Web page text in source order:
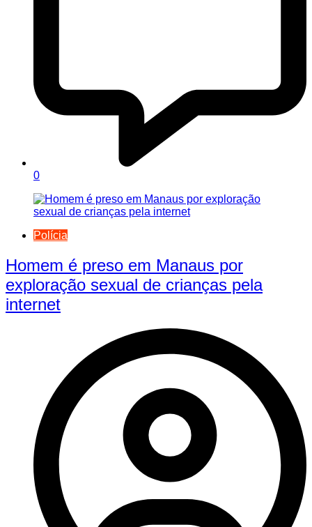
0
Polícia
Homem é preso em Manaus por
exploração sexual de crianças pela
internet